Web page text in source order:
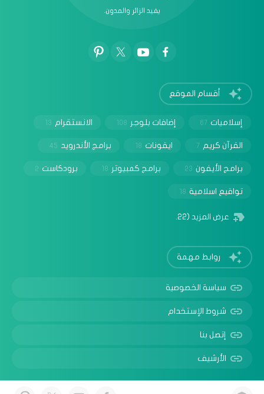
يفيد الزائر والمدون.
أقسام الموقع
إسلاميات 67 إضافات بلوجر 108 الانستقرام 13
القرآن كريم 7 ايقونات 18 برامج الأندرويد 45
برامج الأيفون 23 برامج كمبيوتر 18 برودكاست 2
تواقيع اسلامية 18
عرض المزيد (22)
روابط مهمة
سياسة الخصوصية
شروط الإستخدام
إتصل بنا
الأرشيف